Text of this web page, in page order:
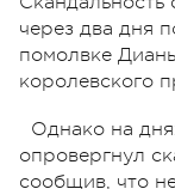
через два дня
помолвке
королевского
Однако на
опровергнул
сообщив, что